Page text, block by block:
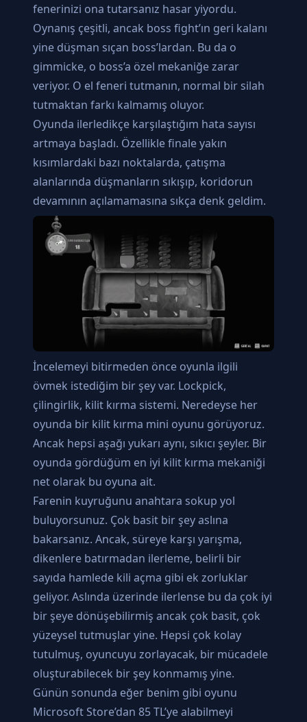
fenerinizi ona tutarsanız hasar yiyordu.
Oynanış çeşitli, ancak boss fight’ın geri kalanı
yine düşman sıçan boss’lardan. Bu da o
gimmicke, o boss’a özel mekaniğe zarar
veriyor. O el feneri tutmanın, normal bir silah
tutmaktan farkı kalmamış oluyor.
Oyunda ilerledikçe karşılaştığım hata sayısı
artmaya başladı. Özellikle finale yakın
kısımlardaki bazı noktalarda, çatışma
alanlarında düşmanların sıkışıp, koridorun
devamının açılamamasına sıkça denk geldim.
İncelemeyi bitirmeden önce oyunla ilgili
övmek istediğim bir şey var. Lockpick,
çilingirlik, kilit kırma sistemi. Neredeyse her
oyunda bir kilit kırma mini oyunu görüyoruz.
Ancak hepsi aşağı yukarı aynı, sıkıcı şeyler. Bir
oyunda gördüğüm en iyi kilit kırma mekaniği
net olarak bu oyuna ait.
Farenin kuyruğunu anahtara sokup yol
buluyorsunuz. Çok basit bir şey aslına
bakarsanız. Ancak, süreye karşı yarışma,
dikenlere batırmadan ilerleme, belirli bir
sayıda hamlede kili açma gibi ek zorluklar
geliyor. Aslında üzerinde ilerlense bu da çok iyi
bir şeye dönüşebilirmiş ancak çok basit, çok
yüzeysel tutmuşlar yine. Hepsi çok kolay
tutulmuş, oyuncuyu zorlayacak, bir mücadele
oluşturabilecek bir şey konmamış yine.
Günün sonunda eğer benim gibi oyunu
Microsoft Store’dan 85 TL’ye alabilmeyi